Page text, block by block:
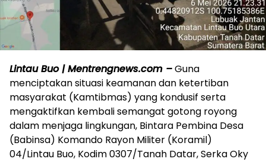
Lintau Buo | Mentrengnews.com –Guna
menciptakan situasi keamanan dan ketertiban
masyarakat (Kamtibmas) yang kondusif serta
mengaktifkan kembali semangat gotong royong
dalam menjaga lingkungan, Bintara Pembina Desa
(Babinsa) Komando Rayon Militer (Koramil)
04/Lintau Buo, Kodim 0307/Tanah Datar, Serka Oky